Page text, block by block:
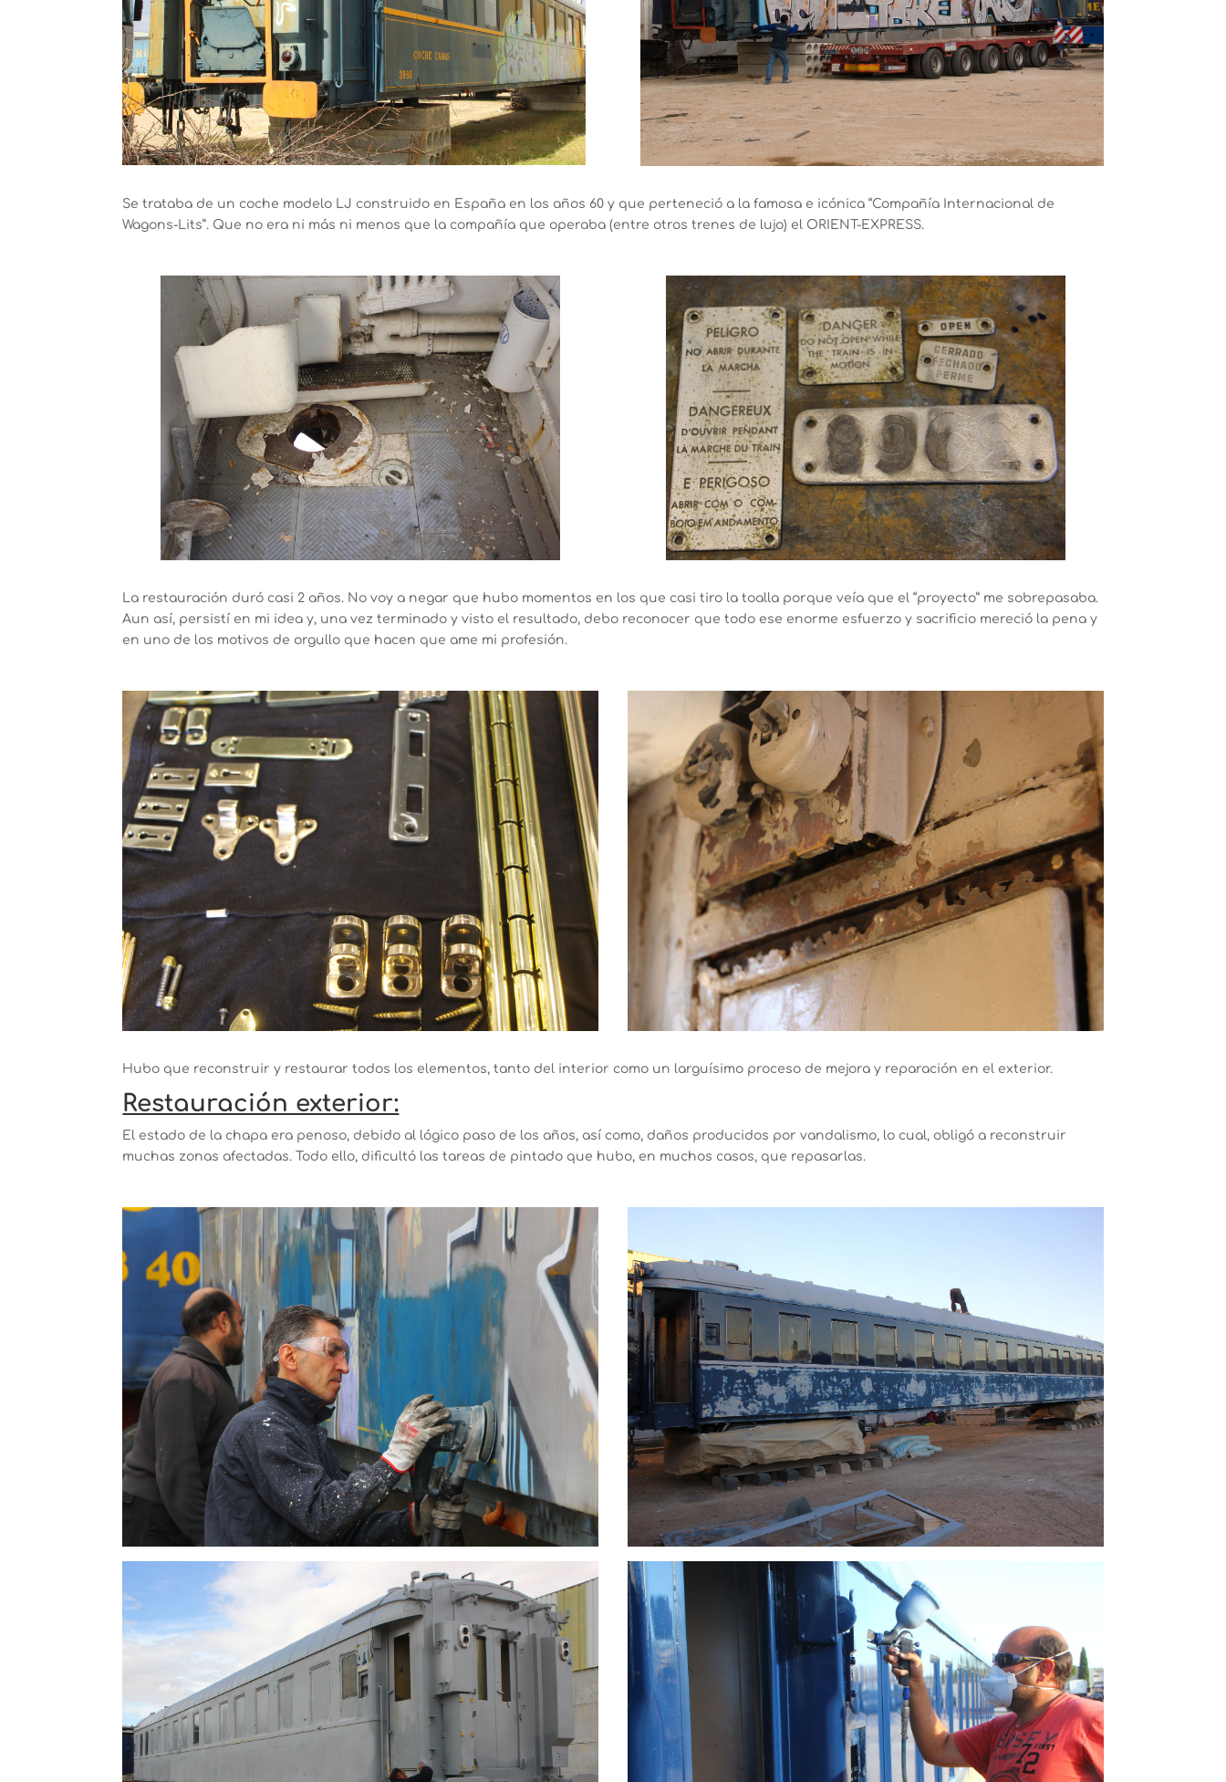
Se trataba de un coche modelo LJ construido en España en los años 60 y que perteneció a la famosa e icónica “Compañía Internacional de
Wagons-Lits”. Que no era ni más ni menos que la compañía que operaba (entre otros trenes de lujo) el ORIENT-EXPRESS.
La restauración duró casi 2 años. No voy a negar que hubo momentos en los que casi tiro la toalla porque veía que el “proyecto” me sobrepasaba.
Aun así, persistí en mi idea y, una vez terminado y visto el resultado, debo reconocer que todo ese enorme esfuerzo y sacrificio mereció la pena y
en uno de los motivos de orgullo que hacen que ame mi profesión.
Hubo que reconstruir y restaurar todos los elementos, tanto del interior como un larguísimo proceso de mejora y reparación en el exterior.
Restauración exterior:
El estado de la chapa era penoso, debido al lógico paso de los años, así como, daños producidos por vandalismo, lo cual, obligó a reconstruir
muchas zonas afectadas. Todo ello, dificultó las tareas de pintado que hubo, en muchos casos, que repasarlas.